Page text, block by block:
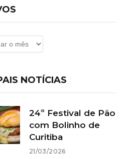
NOTÍCIAS
24º Festival de Pão
com Bolinho de
Curitiba
21/03/2026